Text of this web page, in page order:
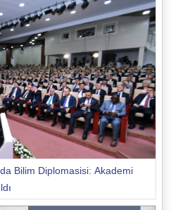
Bilim Diplomasisi: Akademi